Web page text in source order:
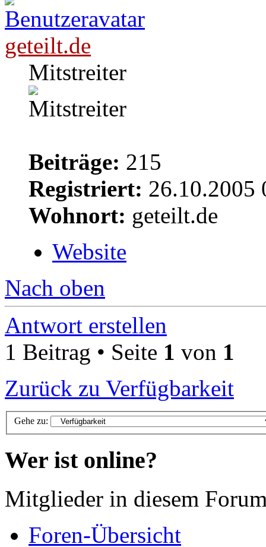
geteilt.de
Mitstreiter
Beiträge: 215
Registriert: 26.10.2005
Wohnort: geteilt.de
Website
Nach oben
Antwort erstellen
1 Beitrag • Seite 1 von 1
Zurück zu Verfügbarkeit
Gehe zu:
Wer ist online?
Mitglieder in diesem
Foren-Übersicht